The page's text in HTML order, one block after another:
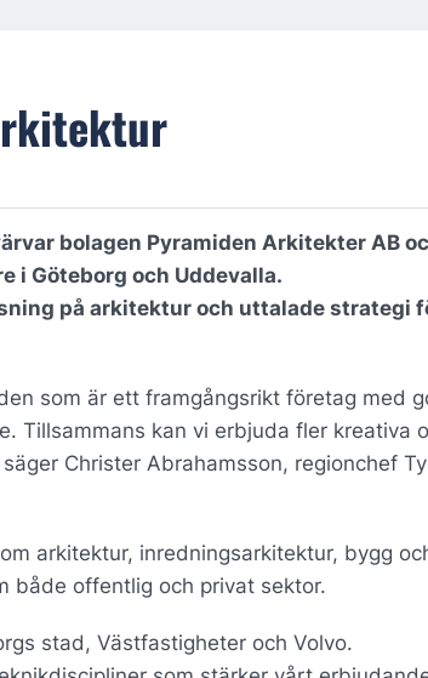
bolagen Pyramiden Arkitekter AB
i Göteborg och Uddevalla.
på arkitektur och uttalade strategi
som är ett framgångsrikt företag med
Tillsammans kan vi erbjuda fler kreativa
Christer Abrahamsson, regionchef
arkitektur, inredningsarkitektur, bygg
både offentlig och privat sektor.
stad, Västfastigheter och Volvo.